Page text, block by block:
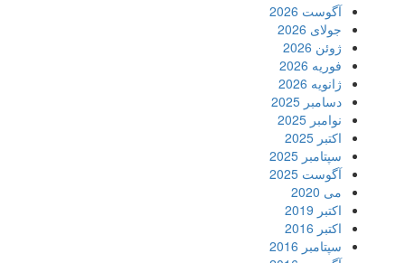
آگوست 2026
جولای 2026
ژوئن 2026
فوریه 2026
ژانویه 2026
دسامبر 2025
نوامبر 2025
اکتبر 2025
سپتامبر 2025
آگوست 2025
می 2020
اکتبر 2019
اکتبر 2016
سپتامبر 2016